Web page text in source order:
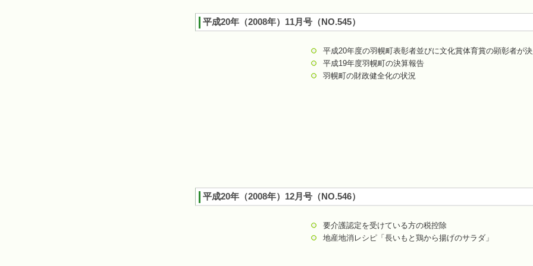
平成20年（2008年）11月号（NO.545）
平成20年度の羽幌町表彰者並びに文化賞体育賞の顕彰者が
平成19年度羽幌町の決算報告
羽幌町の財政健全化の状況
平成20年（2008年）12月号（NO.546）
要介護認定を受けている方の税控除
地産地消レシピ「長いもと鶏から揚げのサラダ」